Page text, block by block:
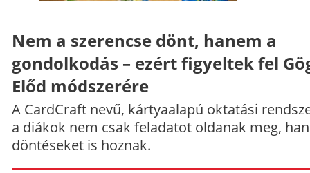
Nem a szerencse dönt, hanem a
gondolkodás – ezért figyeltek fel
Előd módszerére
A CardCraft nevű, kártyaalapú oktatási
a diákok nem csak feladatot oldanak meg,
döntéseket is hoznak.